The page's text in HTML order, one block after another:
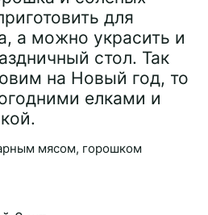
для
а можно украсить и
стол. Так
на Новый год, то
елками и